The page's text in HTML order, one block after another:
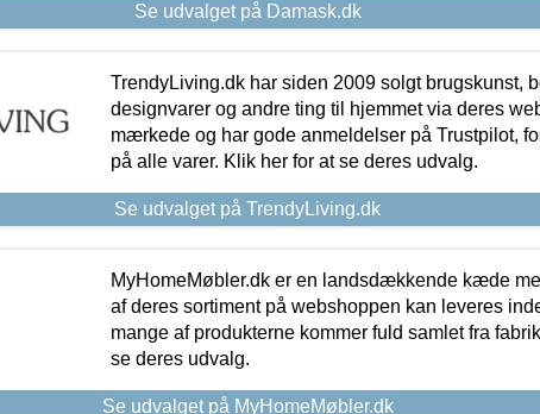
Se udvalget på Damask.dk
TrendyLiving.dk har siden 2009 solgt brugskunst,
designvarer og andre ting til hjemmet via deres
mærkede og har gode anmeldelser på Trustpilot,
på alle varer. Klik her for at se deres udvalg.
Se udvalget på TrendyLiving.dk
MyHomeMøbler.dk er en landsdækkende kæde
af deres sortiment på webshoppen kan leveres
mange af produkterne kommer fuld samlet fra
se deres udvalg.
Se udvalget på MyHomeMøbler.dk